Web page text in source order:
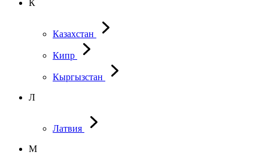
К
Казахстан
Кипр
Кыргызстан
Л
Латвия
М